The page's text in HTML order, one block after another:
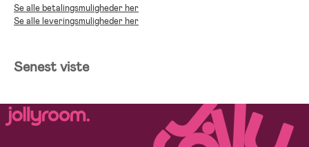
Se alle betalingsmuligheder her
Se alle leveringsmuligheder her
Senest viste